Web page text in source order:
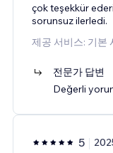
çok teşekkür
sorunsuz ilerledi.
제공 서비스: 기본
전문가 답변
Değerli
5